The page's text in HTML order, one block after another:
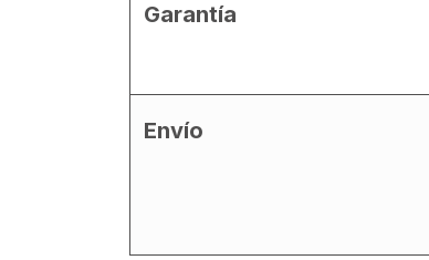
Garantía
Envío